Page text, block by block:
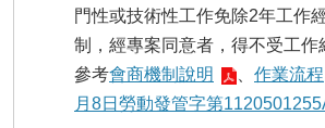
門性或技術性工作免除2年工作
制，經專案同意者，得不受工作
參考會商機制說明 作業流程
月8日勞動發管字第